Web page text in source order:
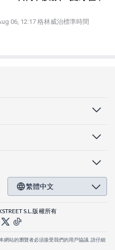
06, 12:17 格林威治標準時間
繁體中文
S.L.版權所有
網站的瀏覽者必須接受我們的用戶協議. 請仔細